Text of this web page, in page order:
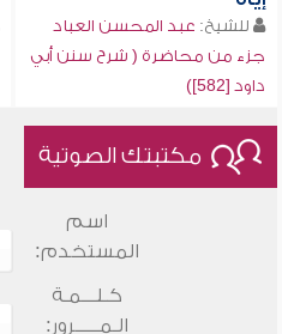
للشيخ: عبد المحسن العباد
جزء من محاضرة ( شرح سنن أبي
داود [582])
مكتبتك الصوتية
اسم
المستخدم:
كـلـــمـة
الـمـــــرور: